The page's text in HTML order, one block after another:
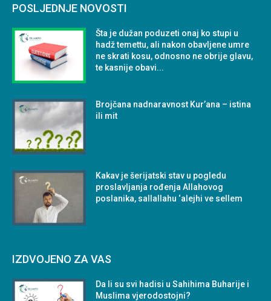
POSLJEDNJE NOVOSTI
Šta je dužan poduzeti onaj ko stupi u
hadž temettu, ali nakon obavljene umre
ne skrati kosu, odnosno ne obrije glavu,
te kasnije obavi...
Brojčana nadnaravnost Kur’ana – istina
ili mit
Kakav je šerijatski stav u pogledu
proslavljanja rođenja Allahovog
poslanika, sallallahu ‘alejhi ve sellem
IZDVOJENO ZA VAS
Da li su svi hadisi u Sahihima Buharije i
Muslima vjerodostojni?